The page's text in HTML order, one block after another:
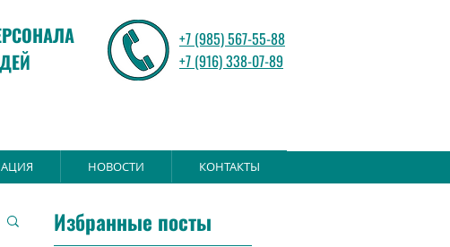
+7 (985) 567-55-88
+7 (916) 338-07-89
НОВОСТИ КОНТАКТЫ
Избранные посты